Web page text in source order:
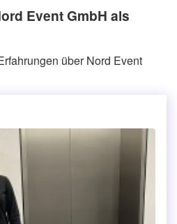
Event GmbH als
über Nord Event